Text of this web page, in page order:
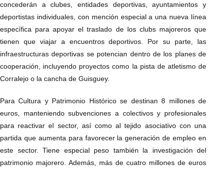
concederán a clubes, entidades deportivas, ayuntamientos y
deportistas individuales, con mención especial a una nueva línea
específica para apoyar el traslado de los clubs majoreros que
tienen que viajar a encuentros deportivos. Por su parte, las
infraestructuras deportivas se potencian dentro de los planes de
cooperación, incluyendo proyectos como la pista de atletismo de
Corralejo o la cancha de Guisguey.
Para Cultura y Patrimonio Histórico se destinan 8 millones de
euros, manteniendo subvenciones a colectivos y profesionales
para reactivar el sector, así como al tejido asociativo con una
partida que aumenta para favorecer la generación de empleo en
este sector. Tiene especial peso también la investigación del
patrimonio majorero. Además, más de cuatro millones de euros